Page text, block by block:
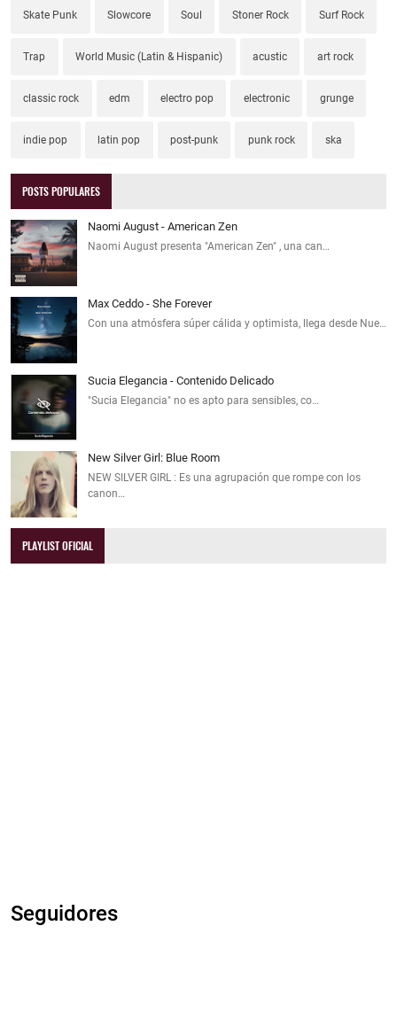
Skate Punk Slowcore Soul Stoner Rock Surf Rock
Trap World Music (Latin & Hispanic) acustic art rock
classic rock edm electro pop electronic grunge
indie pop latin pop post-punk punk rock ska
POSTS POPULARES
Naomi August - American Zen
Naomi August presenta "American Zen" , una can…
Max Ceddo - She Forever
Con una atmósfera súper cálida y optimista, llega desde Nue…
Sucia Elegancia - Contenido Delicado
"Sucia Elegancia" no es apto para sensibles, co…
New Silver Girl: Blue Room
NEW SILVER GIRL : Es una agrupación que rompe con los
canon…
PLAYLIST OFICIAL
Seguidores